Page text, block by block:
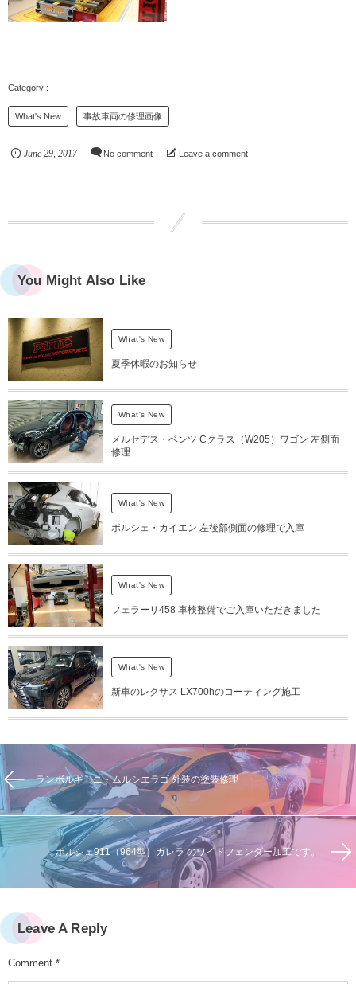
What's New 事故車両の修理画像
June 29, 2017 No comment Leave a comment
You Might Also Like
What's New
夏季休暇のお知らせ
What's New
メルセデス・ベンツ Cクラス（W205）ワゴン 左側面
修理
What's New
ポルシェ・カイエン 左後部側面の修理で入庫
What's New
フェラーリ458 車検整備でご入庫いただきました
What's New
新車のレクサス LX700hのコーティング施工
ランボルギーニ・ムルシエラゴ 外装の塗装修理
ポルシェ911（964型）カレラ のワイドフェンダー加工です。
Leave A Reply
Comment *